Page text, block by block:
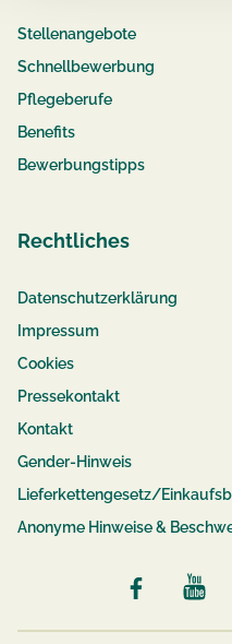
Stellenangebote
Schnellbewerbung
Pflegeberufe
Benefits
Bewerbungstipps
Rechtliches
Datenschutzerklärung
Impressum
Cookies
Pressekontakt
Kontakt
Gender-Hinweis
Lieferkettengesetz/
Anonyme Hinweise &